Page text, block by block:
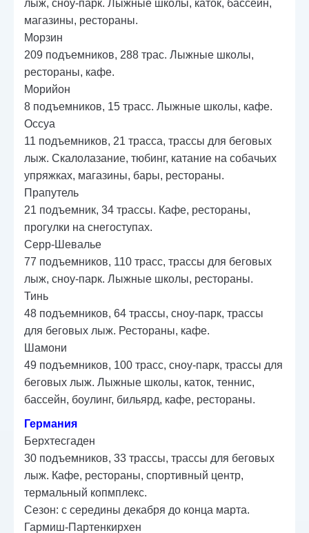
лыж, сноу-парк. Лыжные школы, каток, бассейн,
магазины, рестораны.
Морзин
209 подъемников, 288 трас. Лыжные школы,
рестораны, кафе.
Морийон
8 подъемников, 15 трасс. Лыжные школы, кафе.
Оссуа
11 подъемников, 21 трасса, трассы для беговых
лыж. Скалолазание, тюбинг, катание на собачьих
упряжках, магазины, бары, рестораны.
Прапутель
21 подъемник, 34 трассы. Кафе, рестораны,
прогулки на снегоступах.
Серр-Шевалье
77 подъемников, 110 трасс, трассы для беговых
лыж, сноу-парк. Лыжные школы, рестораны.
Тинь
48 подъемников, 64 трассы, сноу-парк, трассы
для беговых лыж. Рестораны, кафе.
Шамони
49 подъемников, 100 трасс, сноу-парк, трассы для
беговых лыж. Лыжные школы, каток, теннис,
бассейн, боулинг, бильярд, кафе, рестораны.
Германия
Берхтесгаден
30 подъемников, 33 трассы, трассы для беговых
лыж. Кафе, рестораны, спортивный центр,
термальный копмплекс.
Сезон: с середины декабря до конца марта.
Гармиш-Партенкирхен